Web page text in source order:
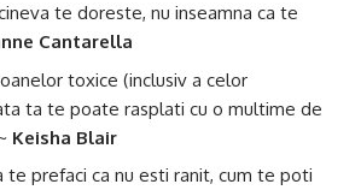
te doreste, nu inseamna ca te
Cantarella
toxice (inclusiv a celor
ta te poate rasplati cu o multime de
Keisha Blair
te prefaci ca nu esti ranit, cum te poti